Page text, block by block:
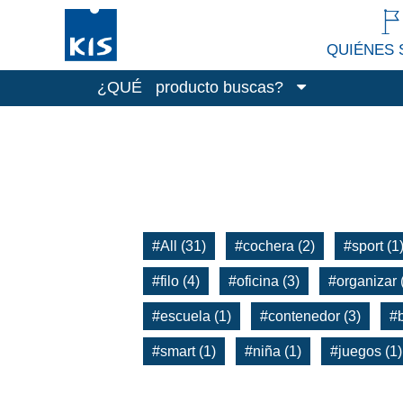
QUIÉNES
Todos los productos
¿QUÉ producto buscas?
#All (31) #cochera (2) #sport (1)
#filo (4) #oficina (3) #organizar
#escuela (1) #contenedor (3)
#smart (1) #niña (1) #juegos (1)